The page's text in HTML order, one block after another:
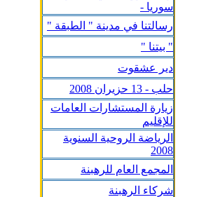
سوريا -
رسالتنا في مدينة " الطبقة "
" بيتنا "
دير عشقوت
حلب - 13 حزيران 2008
زيارة المستشارات العامات
للإقليم
الرياضة الروحية السنوية
2008
المجمع العام للرهبنة
شركاء الرهبنة